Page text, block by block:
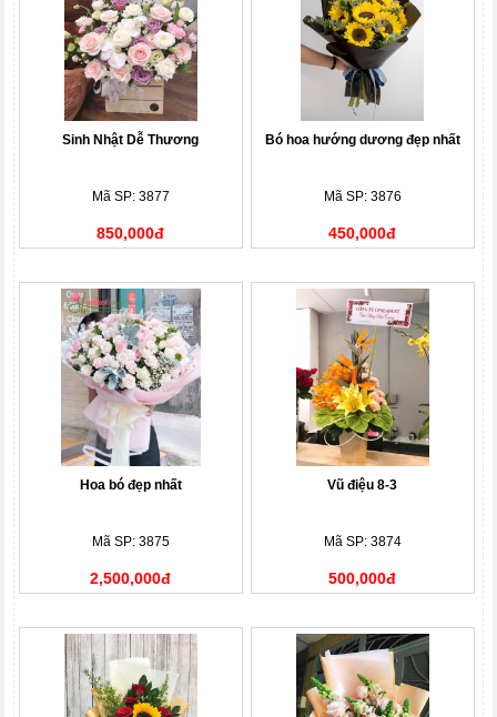
Sinh Nhật Dễ Thương
Mã SP: 3877
850,000đ
Bó hoa hướng dương đẹp nhất
Mã SP: 3876
450,000đ
Hoa bó đẹp nhất
Mã SP: 3875
2,500,000đ
Vũ điệu 8-3
Mã SP: 3874
500,000đ